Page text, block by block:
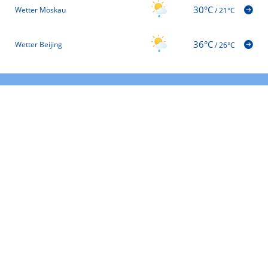
Wetter Moskau 30°C/21°C
Wetter Beijing 36°C/26°C